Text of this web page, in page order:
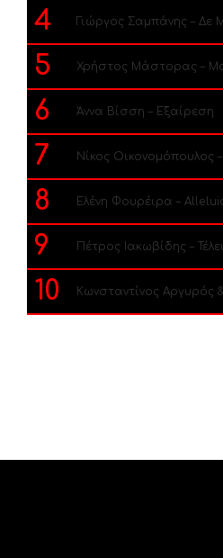
4 Γιώργος Σαμπάνης – Δε
5 Χρήστος Μάστορας –
6 Άννα Βίσση – Εξαίρεση
7 Νίκος Οικονομόπουλος
8 Ελένη Φουρέιρα –
9 Πέτρος Ιακωβίδης –
10 Κωνσταντίνος Αργυρός